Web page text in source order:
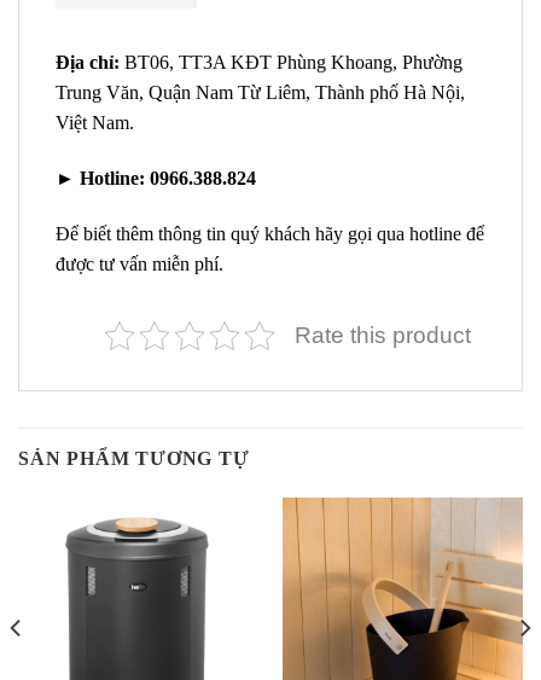
Địa chỉ: BT06, TT3A KĐT Phùng Khoang, Phường
Trung Văn, Quận Nam Từ Liêm, Thành phố Hà Nội,
Việt Nam.
► Hotline: 0966.388.824
Để biết thêm thông tin quý khách hãy gọi qua hotline để
được tư vấn miễn phí.
Rate this product
SẢN PHẨM TƯƠNG TỰ